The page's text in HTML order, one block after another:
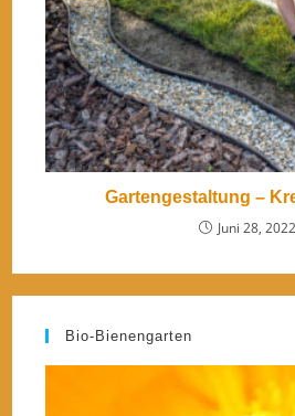
Gartengestaltung –
Juni 28, 2022
Bio-Bienengarten